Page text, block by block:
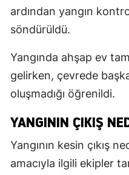
ardından yangın
söndürüldü.
Yangında ahşap ev
gelirken, çevrede
oluşmadığı öğrenildi.
YANGININ ÇIKIŞ
Yangının kesin çıkış
amacıyla ilgili ekipler